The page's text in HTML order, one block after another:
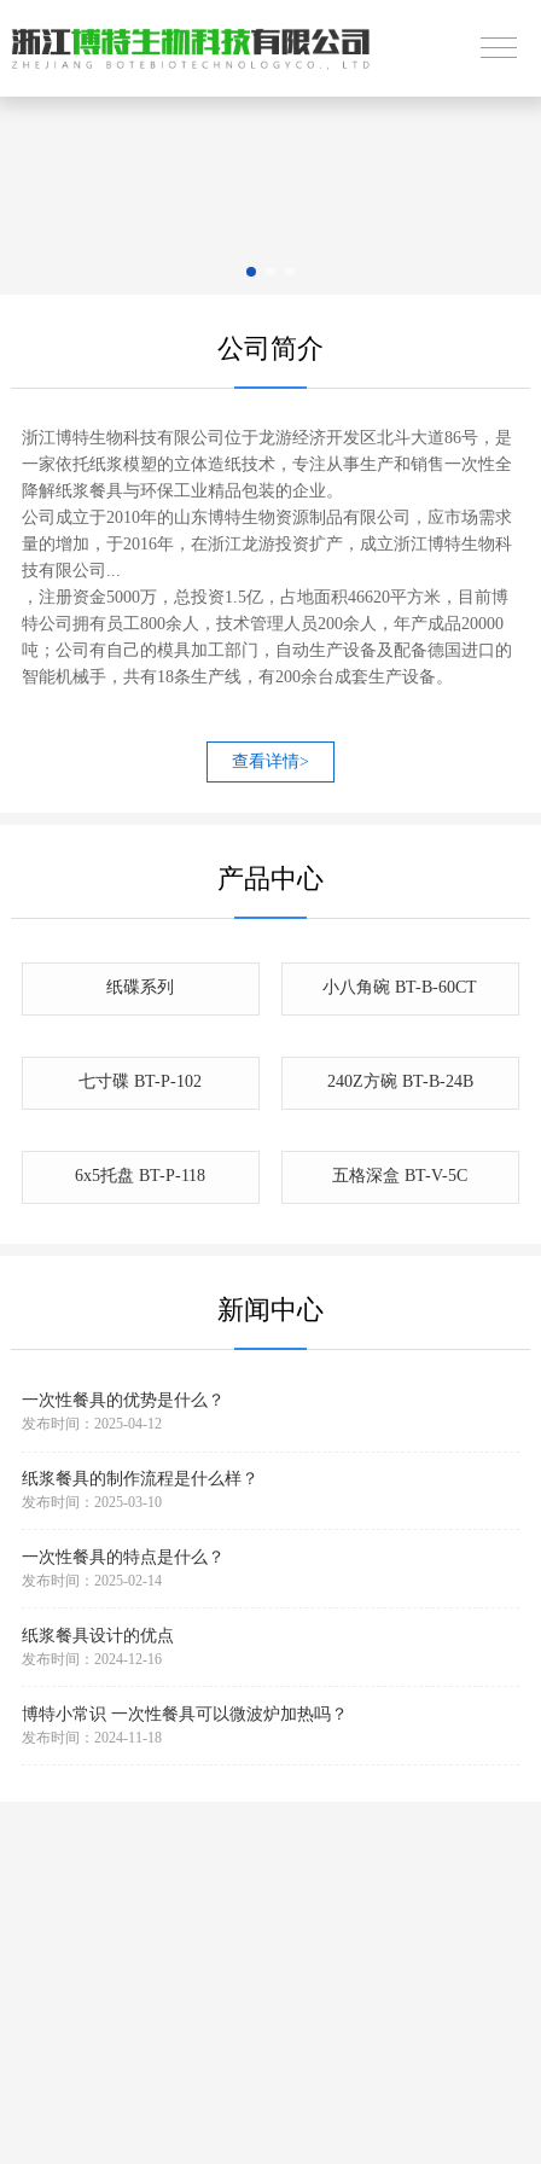
公司简介
浙江博特生物科技有限公司位于龙游经济开发区北斗大道86号，是
一家依托纸浆模塑的立体造纸技术，专注从事生产和销售一次性全
降解纸浆餐具与环保工业精品包装的企业。
公司成立于2010年的山东博特生物资源制品有限公司，应市场需求
量的增加，于2016年，在浙江龙游投资扩产，成立浙江博特生物科
技有限公司...
，注册资金5000万，总投资1.5亿，占地面积46620平方米，目前博
特公司拥有员工800余人，技术管理人员200余人，年产成品20000
吨；公司有自己的模具加工部门，自动生产设备及配备德国进口的
智能机械手，共有18条生产线，有200余台成套生产设备。
查看详情>
产品中心
纸碟系列 小八角碗 BT-B-60CT
七寸碟 BT-P-102 240Z方碗 BT-B-24B
6x5托盘 BT-P-118 五格深盒 BT-V-5C
新闻中心
一次性餐具的优势是什么？
发布时间：2025-04-12
纸浆餐具的制作流程是什么样？
发布时间：2025-03-10
一次性餐具的特点是什么？
发布时间：2025-02-14
纸浆餐具设计的优点
发布时间：2024-12-16
博特小常识 一次性餐具可以微波炉加热吗？
发布时间：2024-11-18